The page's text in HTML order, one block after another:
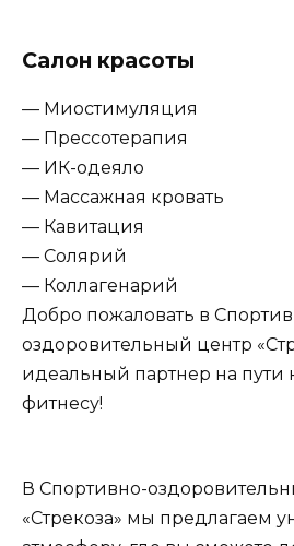
Салон красоты
— Миостимуляция
— Прессотерапия
— ИК-одеяло
— Массажная кровать
— Кавитация
— Солярий
— Коллагенарий
Добро пожаловать в
оздоровительный центр
идеальный партнер на пути
фитнесу!
В Спортивно-
«Стрекоза» мы предлагаем